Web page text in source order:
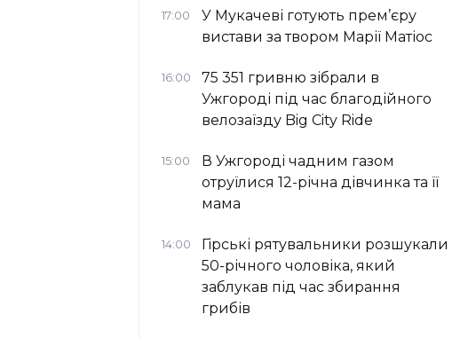
17:00
У Мукачеві готують прем’єру
вистави за твором Марії Матіос
16:00
75 351 гривню зібрали в
Ужгороді під час благодійного
велозаїзду Big Сity Ride
15:00
В Ужгороді чадним газом
отруїлися 12-річна дівчинка та її
мама
14:00
Гірські рятувальники розшукали
50-річного чоловіка, який
заблукав під час збирання
грибів